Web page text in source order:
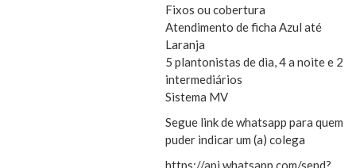
Fixos ou cobertura
Atendimento de ficha Azul até
Laranja
5 plantonistas de dia, 4 a noite e 2
intermediários
Sistema MV
Segue link de whatsapp para quem
puder indicar um (a) colega
https://api.whatsapp.com/send?